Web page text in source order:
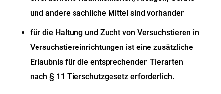
und andere sachliche Mittel sind vorhanden
für die Haltung und Zucht von Versuchstieren in
Versuchstiereinrichtungen ist eine zusätzliche
Erlaubnis für die entsprechenden Tierarten
nach § 11 Tierschutzgesetz erforderlich.